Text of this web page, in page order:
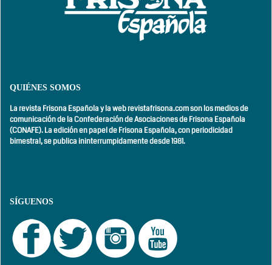
QUIÉNES SOMOS
La revista Frisona Española y la web revistafrisona.com son los medios de
comunicación de la Confederación de Asociaciones de Frisona Española
(CONAFE). La edición en papel de Frisona Española, conperiodicidad
bimestral,se publica ininterrumpidamente desde 1981.
SÍGUENOS